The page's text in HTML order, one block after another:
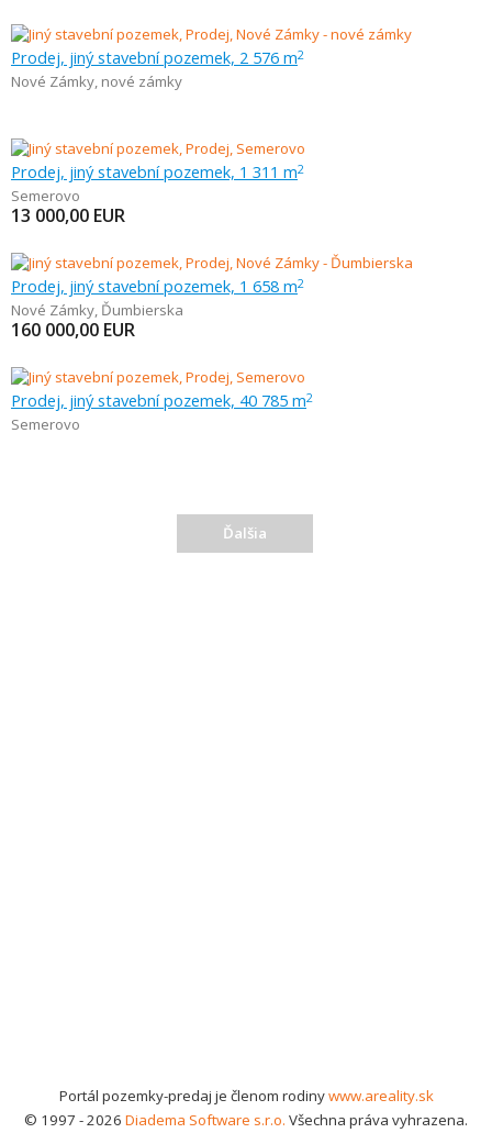
Prodej, jiný stavební pozemek, 2 576 m2
Nové Zámky, nové zámky
Prodej, jiný stavební pozemek, 1 311 m2
Semerovo
13 000,00 EUR
Prodej, jiný stavební pozemek, 1 658 m2
Nové Zámky, Ďumbierska
160 000,00 EUR
Prodej, jiný stavební pozemek, 40 785 m2
Semerovo
Ďalšia
Portál pozemky-predaj je členom rodinywww.areality.sk
© 1997 - 2026 Diadema Software s.r.o. Všechna práva vyhrazena.